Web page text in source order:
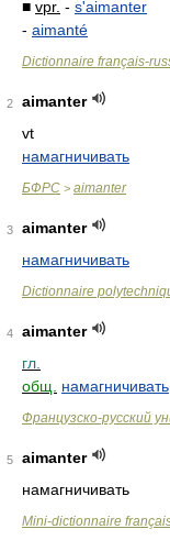
■ vpr. - s'aimanter
- aimanté
Dictionnaire français-
2
aimanter
vt
намагничивать
БФРС > aimanter
3
aimanter
намагничивать
Dictionnaire
4
aimanter
гл.
общ.
намагничивать
Французско-русский
5
aimanter
намагничивать
Mini-dictionnaire